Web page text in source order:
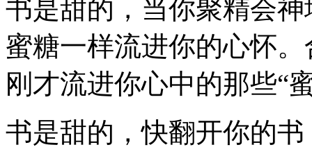
书是甜的，当你聚精会
蜜糖一样流进你的心怀
刚才流进你心中的那些
书是甜的，快翻开你的